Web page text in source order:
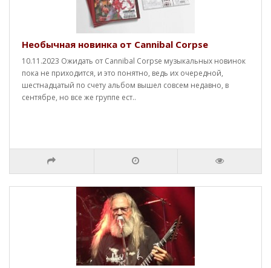
Необычная новинка от Cannibal Corpse
10.11.2023 Ожидать от Cannibal Corpse музыкальных новинок
пока не приходится, и это понятно, ведь их очередной,
шестнадцатый по счету альбом вышел совсем недавно, в
сентябре, но все же группе ест..